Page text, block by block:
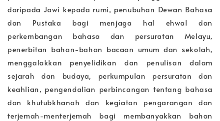
daripada Jawi kepada rumi, penubuhan Dewan Bahasa
dan Pustaka bagi menjaga hal ehwal dan
perkembangan bahasa dan persuratan Melayu,
penerbitan bahan-bahan bacaan umum dan sekolah,
menggalakkan penyelidikan dan penulisan dalam
sejarah dan budaya, perkumpulan persuratan dan
keahlian, pengendalian perbincangan tentang bahasa
dan khutubkhanah dan kegiatan pengarangan dan
terjemah-menterjemah bagi membanyakkan bahan